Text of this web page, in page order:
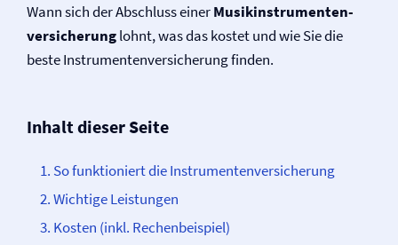
Wann sich der Abschluss einerMusikinstrumenten­
versicherunglohnt, was das kostet und wie Sie die
beste Instrumenten­versicherung finden.
Inhalt dieser Seite
So funktioniert die Instrumenten­­versicherung
Wichtige Leistungen
Kosten (inkl. Rechenbeispiel)